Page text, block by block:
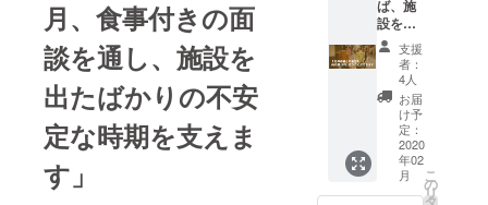
月、食事付きの面
談を通し、施設を
出たばかりの不安
定な時期を支えま
す」
ルス
テッ
カーの
ご送付
ば、施
設を退
所した
若者１
人へ、
見守り
を目的
とした
面会を
６回
（約半
年間）
支援
者：
4人
お届
け予
定：
2020
年02
月
こ
の
リ
タ